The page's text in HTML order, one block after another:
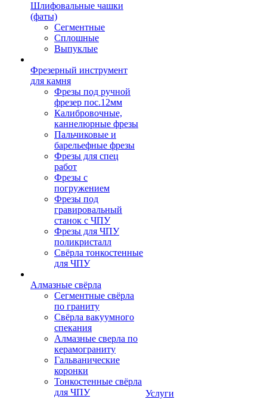
Шлифовальные чашки
(фаты)
Сегментные
Сплошные
Выпуклые
Фрезерный инструмент
для камня
Фрезы под ручной
фрезер пос.12мм
Калибровочные,
каннелюрные фрезы
Пальчиковые и
барельефные фрезы
Фрезы для спец
работ
Фрезы с
погружением
Фрезы под
гравировальный
станок с ЧПУ
Фрезы для ЧПУ
поликристалл
Свёрла тонкостенные
для ЧПУ
Алмазные свёрла
Сегментные свёрла
по граниту
Свёрла вакуумного
спекания
Алмазные сверла по
керамограниту
Гальванические
коронки
Тонкостенные свёрла
для ЧПУ
Услуги